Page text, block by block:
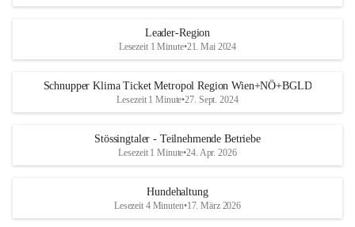
Leader-Region
Lesezeit 1 Minute•21. Mai 2024
Schnupper Klima Ticket Metropol Region Wien+NÖ+BGLD
Lesezeit 1 Minute•27. Sept. 2024
Stössingtaler - Teilnehmende Betriebe
Lesezeit 1 Minute•24. Apr. 2026
Hundehaltung
Lesezeit 4 Minuten•17. März 2026